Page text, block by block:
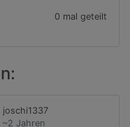
0 mal geteilt
joschi1337
Jahren